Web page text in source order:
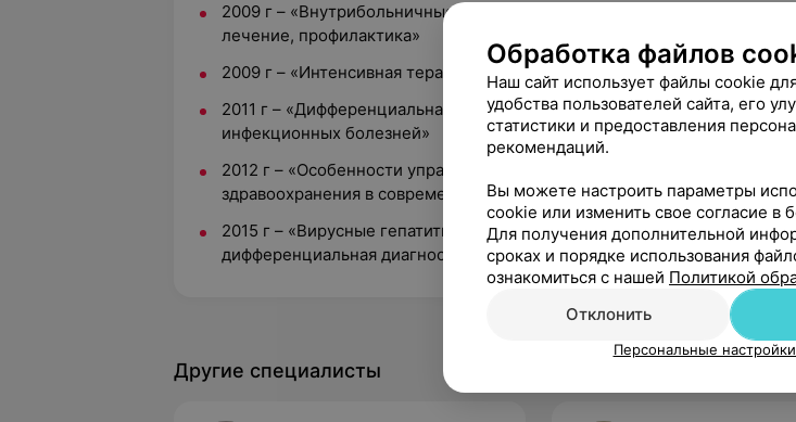
2009 г – «Внутрибольничные инфекции: клиника, диагностика,
лечение, профилактика»
2009 г – «Интенсивная терапия в клинике инфекционных болезней»
2011 г – «Дифференциальная диагностика и синдромальная терапия
инфекционных болезней»
2012 г – «Особенности управления, экономики, финансирования
здравоохранения в современных условиях»
2015 г – «Вирусные гепатиты и другие поражения печени: диагностика,
дифференциальная диагностика, показания к трансплантации печени»
Другие специалисты
Обработка файлов
Наш сайт использует файлы cookie
удобства пользователей сайта, его
статистики и предоставления
рекомендаций.
Вы можете настроить параметры
cookie или изменить свое согласие в
Для получения дополнительной
сроках и порядке использования
ознакомиться с нашей Политикой
Отклонить
Персональные